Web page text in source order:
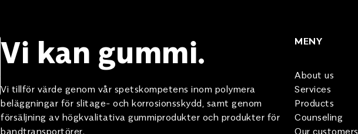
Vi kan gummi.
Vi tillför värde genom vår spetskompetens inom polymera
beläggningar för slitage- och korrosionsskydd, samt genom
försäljning av högkvalitativa gummiprodukter och produkter för
bandtransportörer.
MENY
About us
Services
Products
Counseling
Our customers